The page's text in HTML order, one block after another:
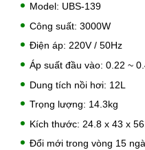
Model: UBS-139
Công suất: 3000W
Điện áp: 220V / 50Hz
Áp suất đầu vào: 0.22 ~
Dung tích nồi hơi: 12L
Trọng lượng: 14.3kg
Kích thước: 24.8 x 43 x
Đổi mới trong vòng 15